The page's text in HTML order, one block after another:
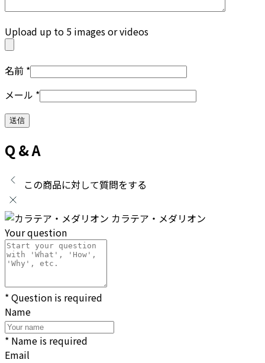
Upload up to 5 images or videos
名前 *
メール *
Q & A
この商品に対して質問をする
カラテア・メダリオン
Your question
* Question is required
Name
* Name is required
Email